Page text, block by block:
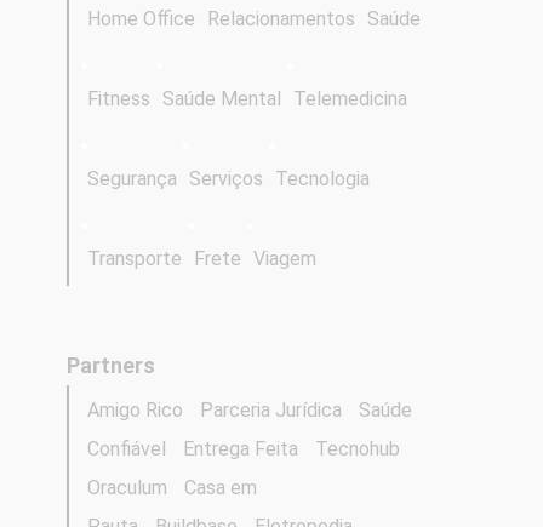
Home Office Relacionamentos Saúde
Fitness Saúde Mental Telemedicina
Segurança Serviços Tecnologia
Transporte Frete Viagem
Partners
Amigo Rico Parceria Jurídica
Saúde
Confiável
Entrega Feita
Tecnohub
Oraculum
Casa em